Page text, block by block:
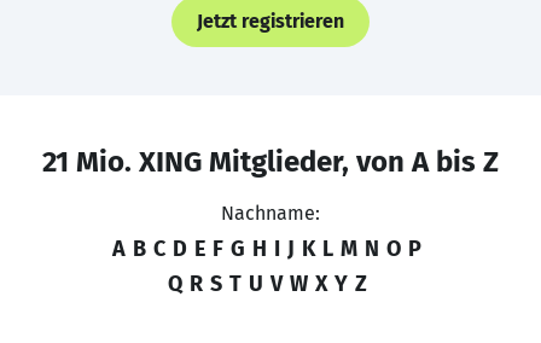
Jetzt registrieren
21 Mio. XING Mitglieder, von A bis Z
Nachname:
A B C D E F G H I J K L M N O P
Q R S T U V W X Y Z